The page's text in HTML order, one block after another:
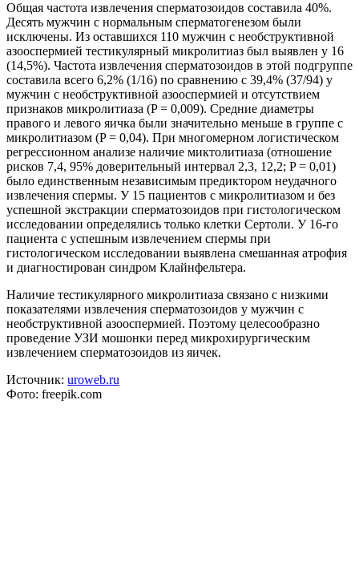
Общая частота извлечения сперматозоидов составила 40%.
Десять мужчин с нормальным сперматогенезом были
исключены. Из оставшихся 110 мужчин с необструктивной
азооспермией тестикулярный микролитиаз был выявлен у 16
(14,5%). Частота извлечения сперматозоидов в этой подгруппе
составила всего 6,2% (1/16) по сравнению с 39,4% (37/94) у
мужчин с необструктивной азооспермией и отсутствием
признаков микролитиаза (P = 0,009). Средние диаметры
правого и левого яичка были значительно меньше в группе с
микролитиазом (P = 0,04). При многомерном логистическом
регрессионном анализе наличие миктолитиаза (отношение
рисков 7,4, 95% доверительный интервал 2,3, 12,2; P = 0,01)
было единственным независимым предиктором неудачного
извлечения спермы. У 15 пациентов с микролитиазом и без
успешной экстракции сперматозоидов при гистологическом
исследовании определялись только клетки Сертоли. У 16-го
пациента с успешным извлечением спермы при
гистологическом исследовании выявлена смешанная атрофия
и диагностирован синдром Клайнфельтера.
Наличие тестикулярного микролитиаза связано с низкими
показателями извлечения сперматозоидов у мужчин с
необструктивной азооспермией. Поэтому целесообразно
проведение УЗИ мошонки перед микрохирургическим
извлечением сперматозоидов из яичек.
Источник: uroweb.ru
Фото: freepik.com